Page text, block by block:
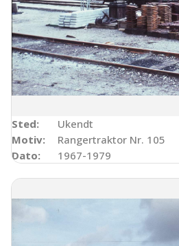
Sted:
Ukendt
Motiv:
Rangertraktor Nr. 105
Dato:
1967-1979